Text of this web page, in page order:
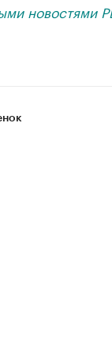
новостями